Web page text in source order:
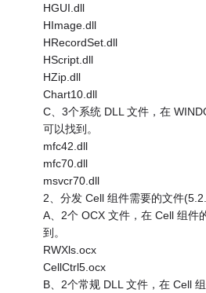
HGUI.dll
HImage.dll
HRecordSet.dll
HScript.dll
HZip.dll
Chart10.dll
C、3个系统 DLL 文件，在
可以找到。
mfc42.dll
mfc70.dll
msvcr70.dll
2、分发 Cell 组件需要的文件
A、2个 OCX 文件，在 Cell 组件
到。
RWXls.ocx
CellCtrl5.ocx
B、2个常规 DLL 文件，在 Cell